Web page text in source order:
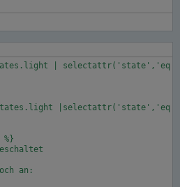
|
states.light
an: